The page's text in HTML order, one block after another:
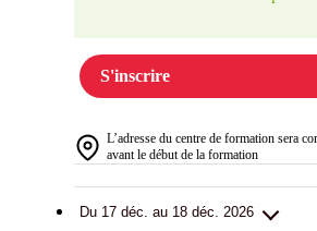
S'inscrire
L’adresse du centre de formation sera
avant le début de la formation
Du 17 déc. au 18 déc. 2026